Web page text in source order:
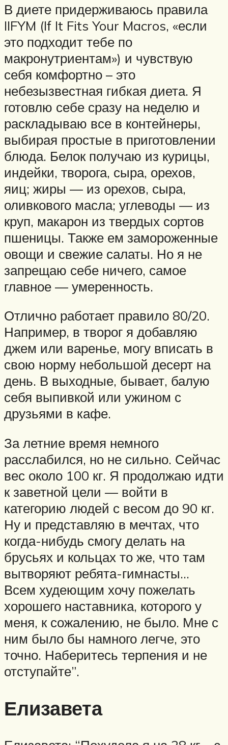
В диете придерживаюсь правила
IIFYM (If It Fits Your Macros, «если
это подходит тебе по
макронутриентам») и чувствую
себя комфортно – это
небезызвестная гибкая диета. Я
готовлю себе сразу на неделю и
раскладываю все в контейнеры,
выбирая простые в приготовлении
блюда. Белок получаю из курицы,
индейки, творога, сыра, орехов,
яиц; жиры — из орехов, сыра,
оливкового масла; углеводы — из
круп, макарон из твердых сортов
пшеницы. Также ем замороженные
овощи и свежие салаты. Но я не
запрещаю себе ничего, самое
главное — умеренность.
Отлично работает правило 80/20.
Например, в творог я добавляю
джем или варенье, могу вписать в
свою норму небольшой десерт на
день. В выходные, бывает, балую
себя выпивкой или ужином с
друзьями в кафе.
За летние время немного
расслабился, но не сильно. Сейчас
вес около 100 кг. Я продолжаю идти
к заветной цели — войти в
категорию людей с весом до 90 кг.
Ну и представляю в мечтах, что
когда-нибудь смогу делать на
брусьях и кольцах то же, что там
вытворяют ребята-гимнасты…
Всем худеющим хочу пожелать
хорошего наставника, которого у
меня, к сожалению, не было. Мне с
ним было бы намного легче, это
точно. Наберитесь терпения и не
отступайте”.
Елизавета